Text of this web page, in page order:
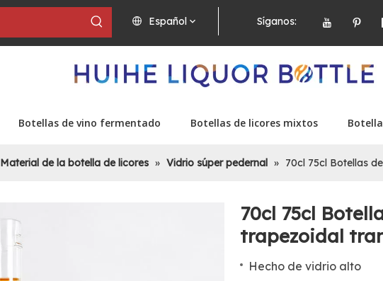
Español Síganos:
Botellas de vino fermentado Botellas de licores mixtos
Material de la botella de licores » Vidrio súper pedernal » 70cl 75cl Botellas
70cl 75cl
trapezoidal
Hecho de vidrio alto